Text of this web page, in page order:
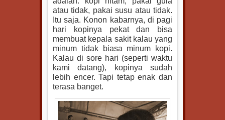
atau tidak, pakai susu atau tidak.
Itu saja. Konon kabarnya, di pagi
hari kopinya pekat dan bisa
membuat kepala sakit kalau yang
minum tidak biasa minum kopi.
Kalau di sore hari (seperti waktu
kami datang), kopinya sudah
lebih encer. Tapi tetap enak dan
terasa banget.